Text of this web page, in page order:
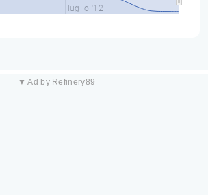
luglio '12
▼ Ad by Refinery89